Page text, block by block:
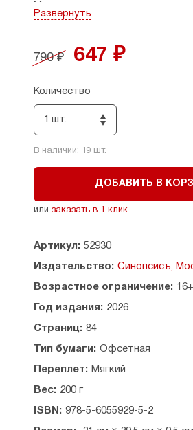
для исполнения на
Издание адресовано: хоровым
регентам, хормейстерам,
духовной музыкой.
Развернуть
790 ₽ 647 ₽
Количество
1 шт.
В наличии: 19 шт.
ДОБАВИТЬ В
или заказать в 1 клик
Артикул: 52930
Издательство: Синопсисъ,
Возрастное ограничение: 16+
Год издания: 2026
Страниц: 84
Тип бумаги: Офсетная
Переплет: Мягкий
Вес: 200 г
ISBN: 978-5-6055929-5-2